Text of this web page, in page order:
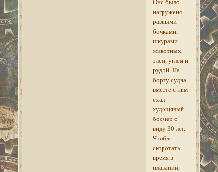
Оно было
нагружено
разными
бочками,
шкурами
животных,
элем, углем и
рудой. На
борту судна
вместе с ним
ехал
худощявый
босмер с
виду 30 лет.
Чтобы
скоротать
время в
плавании,